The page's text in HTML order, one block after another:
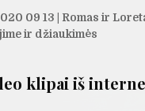
09 13 | Romas ir
ir džiaukimės
klipai iš